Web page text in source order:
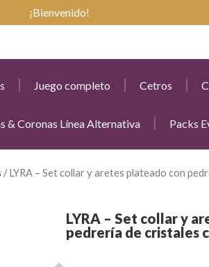
¡Bienvenido!
Juego completo Cetros
& Coronas Línea Alternativa Packs
/ LYRA – Set collar y aretes plateado con
LYRA – Set collar y
pedrería de cristales